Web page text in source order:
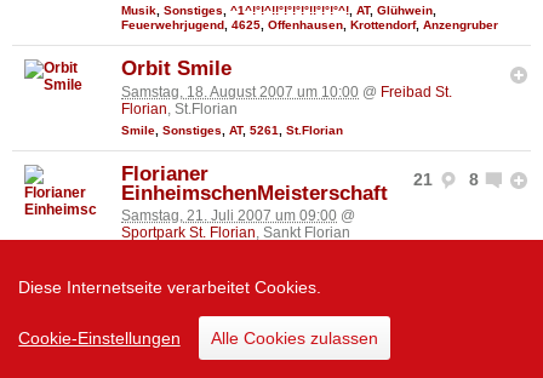
Diese Internetseite verarbeitet Cookies.
Cookie-Einstellungen Alle Cookies zulassen
Musik, Sonstiges, ^1^!°!^!!°!°!°!°!!°!°!°^!, AT, Glühwein,
Feuerwehrjugend, 4625, Offenhausen, Krottendorf, Anzengruber
Orbit Smile
Samstag, 18. August 2007 um 10:00 @ Freibad St.
Florian , St.Florian
Smile Sonstiges AT, 5261 St.Florian
21 8
Florianer
EinheimschenMeisterschaft
Samstag, 21. Juli 2007 um 09:00 @
Sportpark St. Florian, Sankt Florian
Marktplatzfest 2007
Samstag, 30. Juni 2007 um 18:00@
Marktplatz St. Florian